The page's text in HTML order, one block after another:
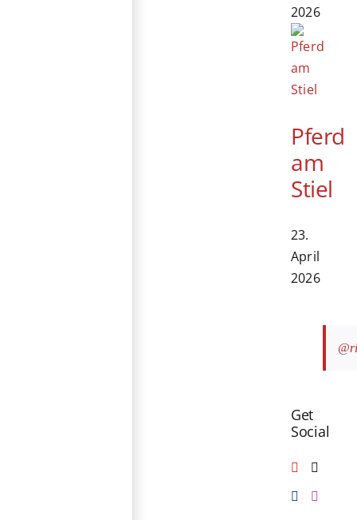
2026
Pferd
am
Stiel
23.
April
2026
Get
Social